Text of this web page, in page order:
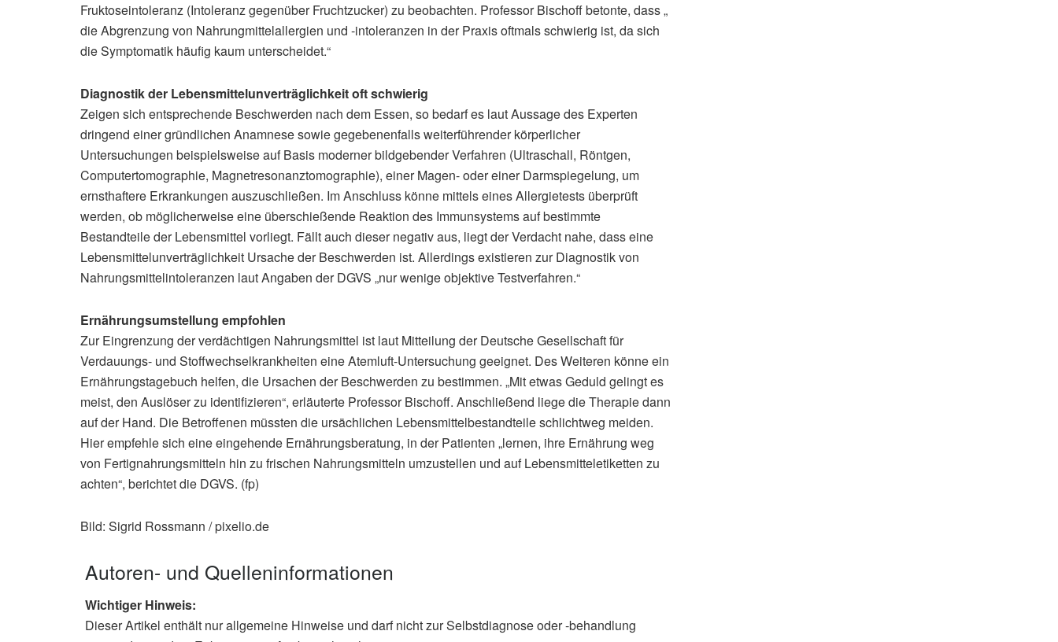
Fruktoseintoleranz (Intoleranz gegenüber Fruchtzucker) zu beobachten. Professor Bischoff betonte, dass „
die Abgrenzung von Nahrungmittelallergien und -intoleranzen in der Praxis oftmals schwierig ist, da sich
die Symptomatik häufig kaum unterscheidet.“
Diagnostik der Lebensmittelunverträglichkeit oft schwierig
Zeigen sich entsprechende Beschwerden nach dem Essen, so bedarf es laut Aussage des Experten
dringend einer gründlichen Anamnese sowie gegebenenfalls weiterführender körperlicher
Untersuchungen beispielsweise auf Basis moderner bildgebender Verfahren (Ultraschall, Röntgen,
Computertomographie, Magnetresonanztomographie), einer Magen- oder einer Darmspiegelung, um
ernsthaftere Erkrankungen auszuschließen. Im Anschluss könne mittels eines Allergietests überprüft
werden, ob möglicherweise eine überschießende Reaktion des Immunsystems auf bestimmte
Bestandteile der Lebensmittel vorliegt. Fällt auch dieser negativ aus, liegt der Verdacht nahe, dass eine
Lebensmittelunverträglichkeit Ursache der Beschwerden ist. Allerdings existieren zur Diagnostik von
Nahrungsmittelintoleranzen laut Angaben der DGVS „nur wenige objektive Testverfahren.“
Ernährungsumstellung empfohlen
Zur Eingrenzung der verdächtigen Nahrungsmittel ist laut Mitteilung der Deutsche Gesellschaft für
Verdauungs- und Stoffwechselkrankheiten eine Atemluft-Untersuchung geeignet. Des Weiteren könne ein
Ernährungstagebuch helfen, die Ursachen der Beschwerden zu bestimmen. „Mit etwas Geduld gelingt es
meist, den Auslöser zu identifizieren“, erläuterte Professor Bischoff. Anschließend liege die Therapie dann
auf der Hand. Die Betroffenen müssten die ursächlichen Lebensmittelbestandteile schlichtweg meiden.
Hier empfehle sich eine eingehende Ernährungsberatung, in der Patienten „lernen, ihre Ernährung weg
von Fertignahrungsmitteln hin zu frischen Nahrungsmitteln umzustellen und auf Lebensmitteletiketten zu
achten“, berichtet die DGVS. (fp)
Bild: Sigrid Rossmann / pixelio.de
Autoren- und Quelleninformationen
Wichtiger Hinweis:
Dieser Artikel enthält nur allgemeine Hinweise und darf nicht zur Selbstdiagnose oder -behandlung